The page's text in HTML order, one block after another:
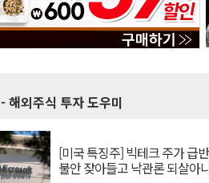
- 해외주식 투자 도우미
[미국 특징주] 빅테크 주가 급
불안 잦아들고 낙관론 되살아